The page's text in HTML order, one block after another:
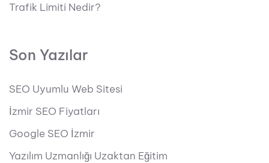
Trafik Limiti Nedir?
Son Yazılar
SEO Uyumlu Web Sitesi
İzmir SEO Fiyatları
Google SEO İzmir
Yazılım Uzmanlığı Uzaktan Eğitim